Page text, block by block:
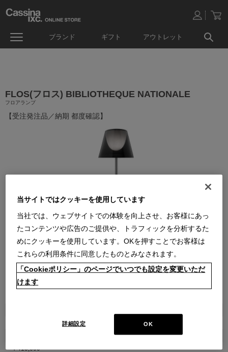
ブランド ギフト アウトレット
FLOS(フロス) BIBLIOTHEQUE NATIONALE
フロアランプ
【受注発注品／納期 都度確認】
● ● ● ●
￥413,600
当サイトではクッキーを使用しています
当社では、ウェブサイトでの体験を向上させ、お客様にあっ
たコンテンツや広告のご提供や、トラフィックを分析するた
めにクッキーを使用しています。OKを押すことでお客様は
これらの利用条件に同意したものとみなされます。
「Cookieポリシー」のページでいつでも設定を変更いただ
けます
OK
詳細設定